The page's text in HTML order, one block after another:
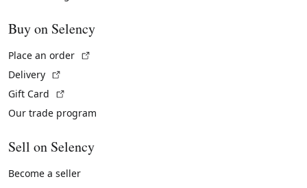
Buy on Selency
Place an order
Delivery
Gift Card
Our trade program
Sell on Selency
Become a seller